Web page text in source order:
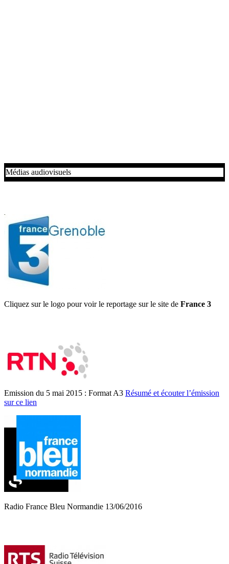
Médias audiovisuels
Cliquez sur le logo pour voir le reportage sur le site de France 3
Emission du 5 mai 2015 : Format A3 Résumé et écouter l’émission
sur ce lien
Radio France Bleu Normandie 13/06/2016